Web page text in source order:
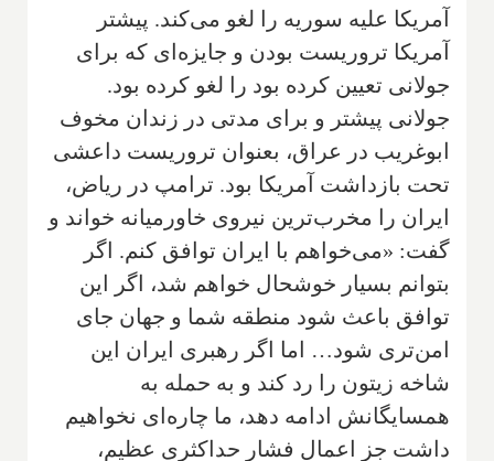
آمریکا علیه سوریه را لغو می‌کند. پیشتر
آمریکا تروریست بودن و جایزه‌ای که برای
جولانی تعیین کرده بود را لغو کرده بود.
جولانی پیشتر و برای مدتی در زندان مخوف
ابوغریب در عراق، بعنوان تروریست داعشی
تحت بازداشت آمریکا بود. ترامپ در ریاض،
ایران را مخرب‌ترین نیروی خاورمیانه خواند و
گفت: «می‌خواهم با ایران توافق کنم. اگر
بتوانم بسیار خوشحال خواهم شد، اگر این
توافق باعث شود منطقه شما و جهان جای
امن‌تری شود… اما اگر رهبری ایران این
شاخه زیتون را رد کند و به حمله به
همسایگانش ادامه دهد، ما چاره‌ای نخواهیم
داشت جز اعمال فشار حداکثری عظیم،